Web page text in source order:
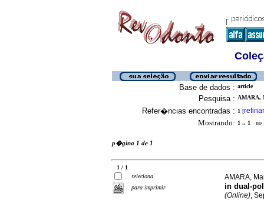
Base de dados : article
Pesquisa : AMARA,
Refer�ncias encontradas : 1 [refinar
Mostrando: 1 .. 1 no
p�gina 1 de 1
1 / 1
seleciona
para imprimir
AMARA,
in dual-
(Online),